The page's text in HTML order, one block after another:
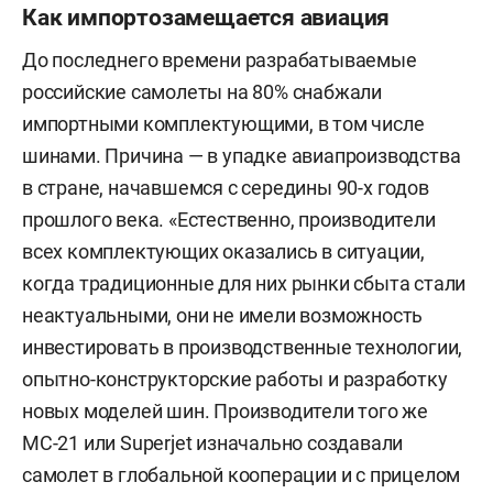
Как импортозамещается авиация
До последнего времени разрабатываемые
российские самолеты на 80% снабжали
импортными комплектующими, в том числе
шинами. Причина — в упадке авиапроизводства
в стране, начавшемся с середины 90-х годов
прошлого века. «Естественно, производители
всех комплектующих оказались в ситуации,
когда традиционные для них рынки сбыта стали
неактуальными, они не имели возможность
инвестировать в производственные технологии,
опытно-конструкторские работы и разработку
новых моделей шин. Производители того же
МС-21 или Superjet изначально создавали
самолет в глобальной кооперации и с прицелом